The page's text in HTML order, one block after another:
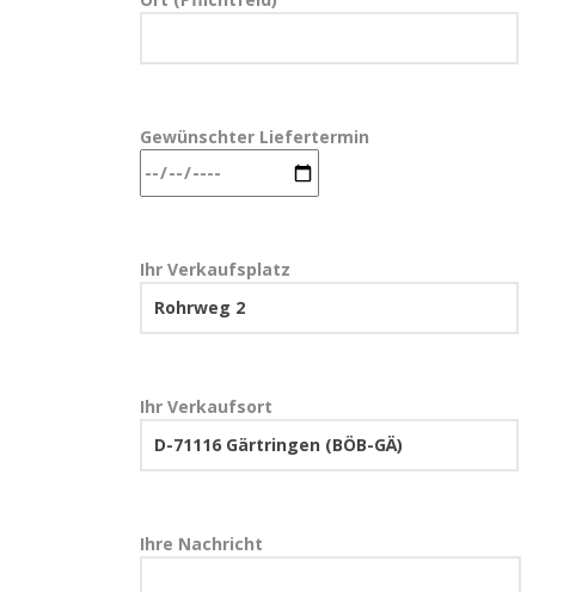
Gewünschter Liefertermin
Ihr Verkaufsplatz
Ihr Verkaufsort
Ihre Nachricht